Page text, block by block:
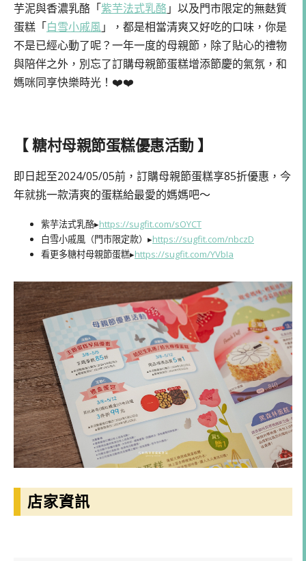
芋泥與香濃乳酪「紫芋法式乳酪 」以及門市限定的無麩質
蛋糕「白雪小戚風」，都是相當清爽又好吃的口味，你是
不是已經心動了呢？一年一度的母親節，除了貼心的禮物
與陪伴之外，別忘了訂購母親節蛋糕增添節慶的氣氛，和
媽咪同享快樂時光！❤️❤️
【 糖村母親節蛋糕優惠活動 】
即日起至2024/05/05前，訂購母親節蛋糕享85折優惠，今
年就挑一款清爽的蛋糕給最愛的媽媽吧～
紫芋法式乳酪▸https://sugfit.com/sOYCT
白雪小戚風（門市限定款）▸https://sugfit.com/nbczD
看更多糖村母親節蛋糕▸https://sugfit.com/YVbIa
店家資訊